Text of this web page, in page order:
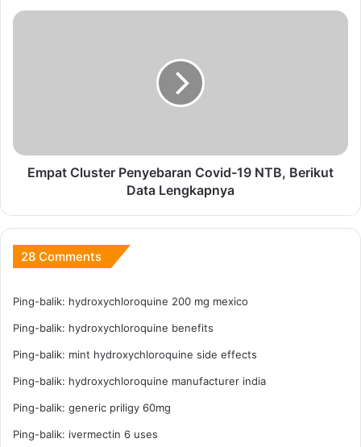
Luar
Empat
Lengkapnya
Empat Cluster Penyebaran Covid-19 NTB, Berikut
Data Lengkapnya
28 Comments
Ping-balik: hydroxychloroquine 200 mg mexico
Ping-balik: hydroxychloroquine benefits
Ping-balik: mint hydroxychloroquine side effects
Ping-balik: hydroxychloroquine manufacturer india
Ping-balik: generic priligy 60mg
Ping-balik: ivermectin 6 uses